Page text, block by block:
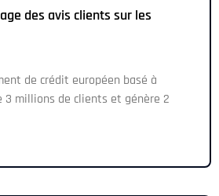
des avis clients sur les
de crédit européen basé à
3 millions de clients et génère 2